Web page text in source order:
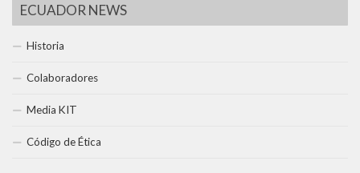
ECUADOR NEWS
Historia
Colaboradores
Media KIT
Código de Ética